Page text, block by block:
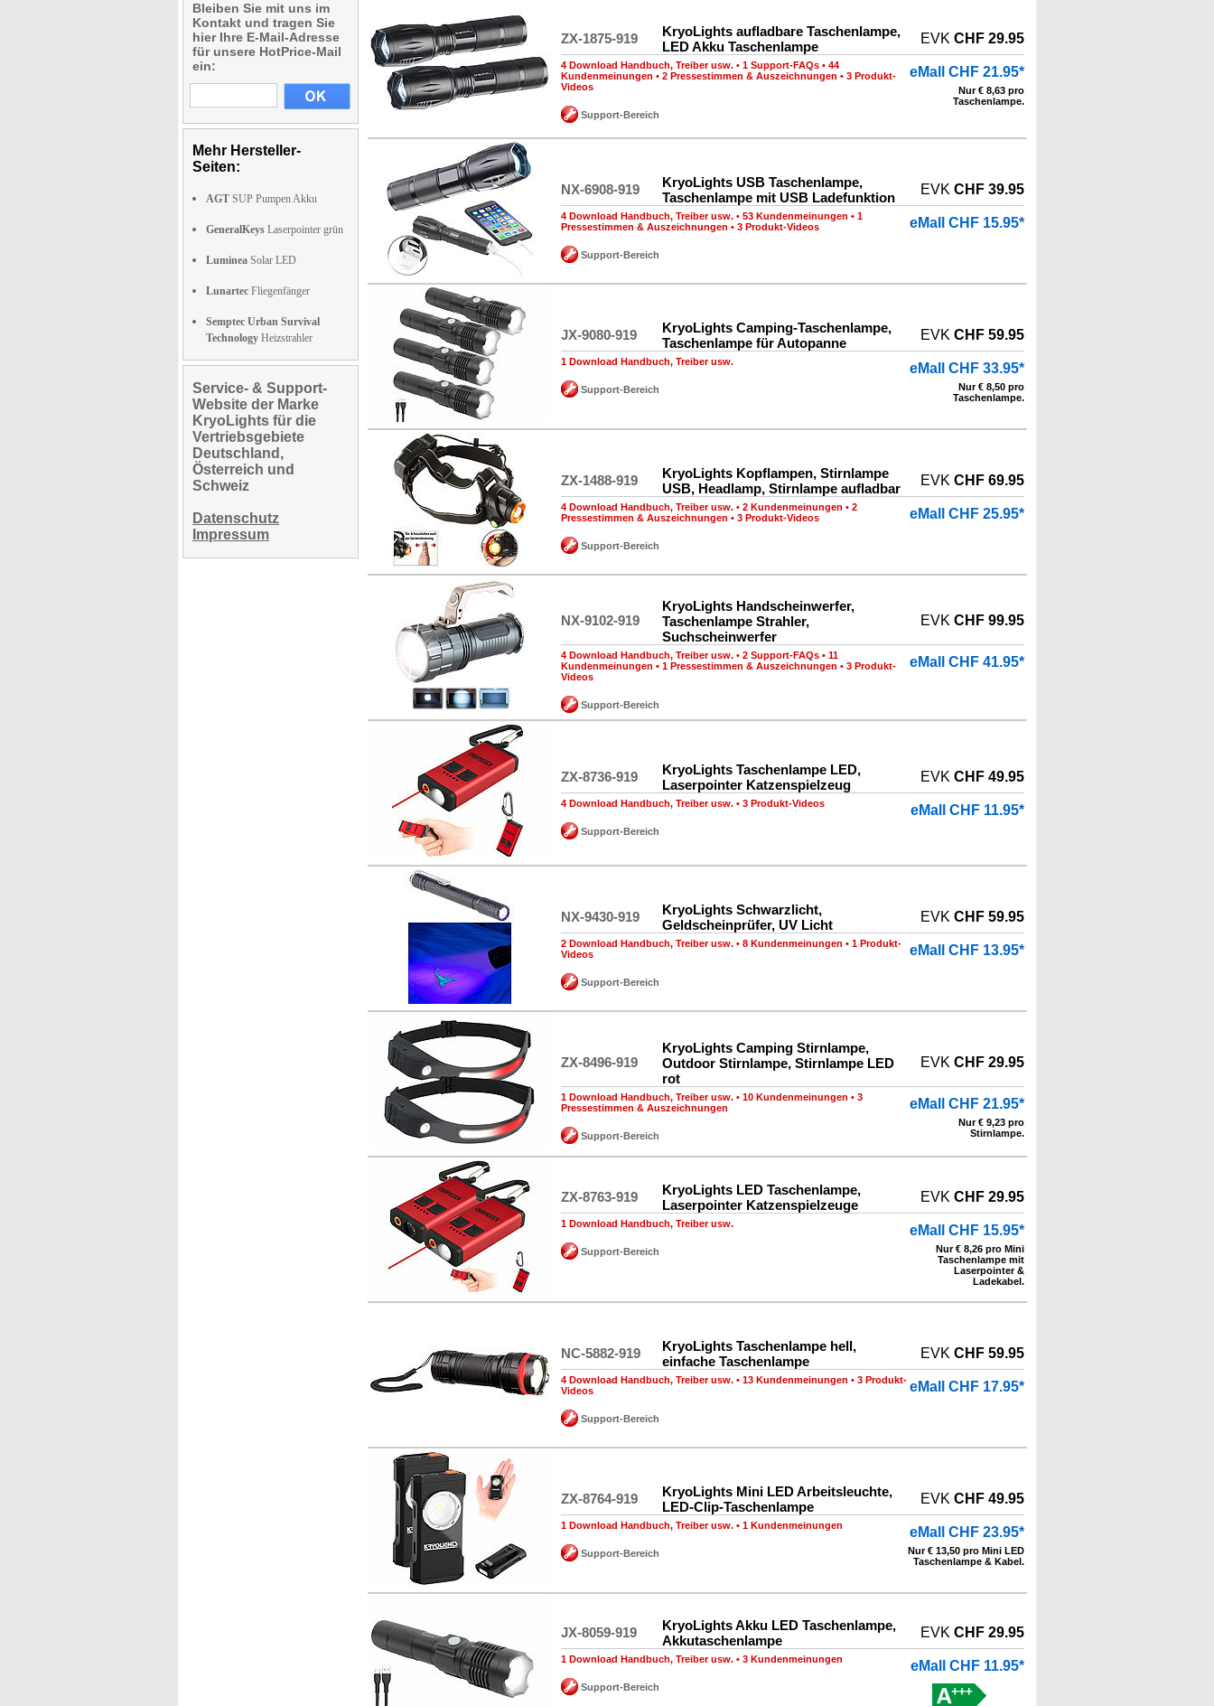
Bleiben Sie mit uns im
Kontakt und tragen Sie
hier Ihre E-Mail-Adresse
für unsere HotPrice-Mail
ein:
Mehr Hersteller-
Seiten:
AGT SUP Pumpen Akku
GeneralKeys Laserpointer grün
Luminea Solar LED
Lunartec Fliegenfänger
Semptec Urban Survival
Technology Heizstrahler
Service- & Support-
Website der Marke
KryoLights für die
Vertriebsgebiete
Deutschland,
Österreich und
Schweiz
Datenschutz
Impressum
ZX-1875-919
KryoLights aufladbare Taschenlampe,
LED Akku Taschenlampe
EVK CHF 29.95
4 Download Handbuch, Treiber usw. • 1 Support-FAQs • 44
Kundenmeinungen • 2 Pressestimmen & Auszeichnungen • 3 Produkt-
Videos
Support-Bereich
eMall CHF 21.95*
Nur € 8,63 pro
Taschenlampe.
NX-6908-919
KryoLights USB Taschenlampe,
Taschenlampe mit USB Ladefunktion
EVK CHF 39.95
4 Download Handbuch, Treiber usw. • 53 Kundenmeinungen • 1
Pressestimmen & Auszeichnungen • 3 Produkt-Videos
Support-Bereich
eMall CHF 15.95*
JX-9080-919
KryoLights Camping-Taschenlampe,
Taschenlampe für Autopanne
EVK CHF 59.95
1 Download Handbuch, Treiber usw.
Support-Bereich
eMall CHF 33.95*
Nur € 8,50 pro
Taschenlampe.
ZX-1488-919
KryoLights Kopflampen, Stirnlampe
USB, Headlamp, Stirnlampe aufladbar
EVK CHF 69.95
4 Download Handbuch, Treiber usw. • 2 Kundenmeinungen • 2
Pressestimmen & Auszeichnungen • 3 Produkt-Videos
Support-Bereich
eMall CHF 25.95*
NX-9102-919
KryoLights Handscheinwerfer,
Taschenlampe Strahler,
Suchscheinwerfer
EVK CHF 99.95
4 Download Handbuch, Treiber usw. • 2 Support-FAQs • 11
Kundenmeinungen • 1 Pressestimmen & Auszeichnungen • 3 Produkt-
Videos
Support-Bereich
eMall CHF 41.95*
ZX-8736-919
KryoLights Taschenlampe LED,
Laserpointer Katzenspielzeug
EVK CHF 49.95
4 Download Handbuch, Treiber usw. • 3 Produkt-Videos
Support-Bereich
eMall CHF 11.95*
NX-9430-919
KryoLights Schwarzlicht,
Geldscheinprüfer, UV Licht
EVK CHF 59.95
2 Download Handbuch, Treiber usw. • 8 Kundenmeinungen • 1 Produkt-
Videos
Support-Bereich
eMall CHF 13.95*
ZX-8496-919
KryoLights Camping Stirnlampe,
Outdoor Stirnlampe, Stirnlampe LED
rot
EVK CHF 29.95
1 Download Handbuch, Treiber usw. • 10 Kundenmeinungen • 3
Pressestimmen & Auszeichnungen
Support-Bereich
eMall CHF 21.95*
Nur € 9,23 pro
Stirnlampe.
ZX-8763-919
KryoLights LED Taschenlampe,
Laserpointer Katzenspielzeuge
EVK CHF 29.95
1 Download Handbuch, Treiber usw.
Support-Bereich
eMall CHF 15.95*
Nur € 8,26 pro Mini
Taschenlampe mit
Laserpointer &
Ladekabel.
NC-5882-919
KryoLights Taschenlampe hell,
einfache Taschenlampe
EVK CHF 59.95
4 Download Handbuch, Treiber usw. • 13 Kundenmeinungen • 3 Produkt-
Videos
Support-Bereich
eMall CHF 17.95*
ZX-8764-919
KryoLights Mini LED Arbeitsleuchte,
LED-Clip-Taschenlampe
EVK CHF 49.95
1 Download Handbuch, Treiber usw. • 1 Kundenmeinungen
Support-Bereich
eMall CHF 23.95*
Nur € 13,50 pro Mini LED
Taschenlampe & Kabel.
JX-8059-919
KryoLights Akku LED Taschenlampe,
Akkutaschenlampe
EVK CHF 29.95
1 Download Handbuch, Treiber usw. • 3 Kundenmeinungen
Support-Bereich
eMall CHF 11.95*